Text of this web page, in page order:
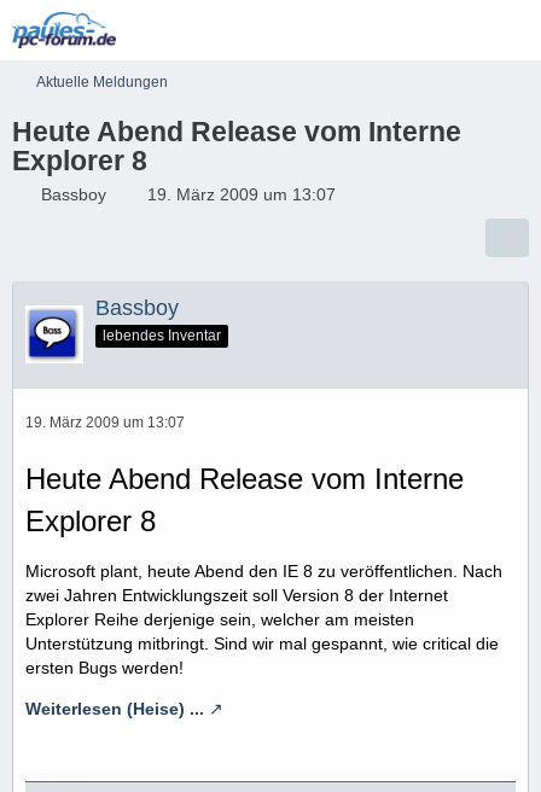
Aktuelle Meldungen
Heute Abend Release vom Interne
Explorer 8
Bassboy 19. März 2009 um 13:07
Bassboy
lebendes Inventar
19. März 2009 um 13:07
Heute Abend Release vom Interne
Explorer 8
Microsoft plant, heute Abend den IE 8 zu veröffentlichen. Nach
zwei Jahren Entwicklungszeit soll Version 8 der Internet
Explorer Reihe derjenige sein, welcher am meisten
Unterstützung mitbringt. Sind wir mal gespannt, wie critical die
ersten Bugs werden!
Weiterlesen (Heise) ...